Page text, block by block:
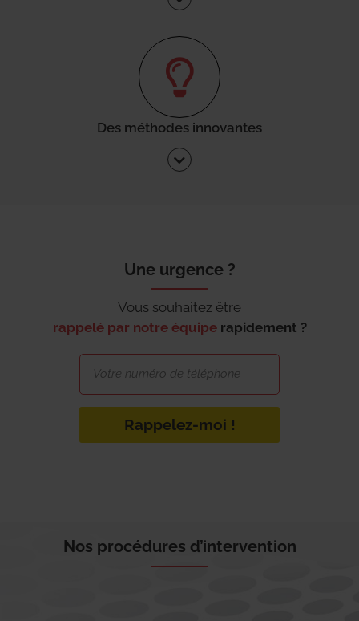
Des méthodes innovantes
Une urgence ?
Vous souhaitez être
rappelé par notre équipe rapidement ?
Rappelez-moi !
Nos procédures d’intervention